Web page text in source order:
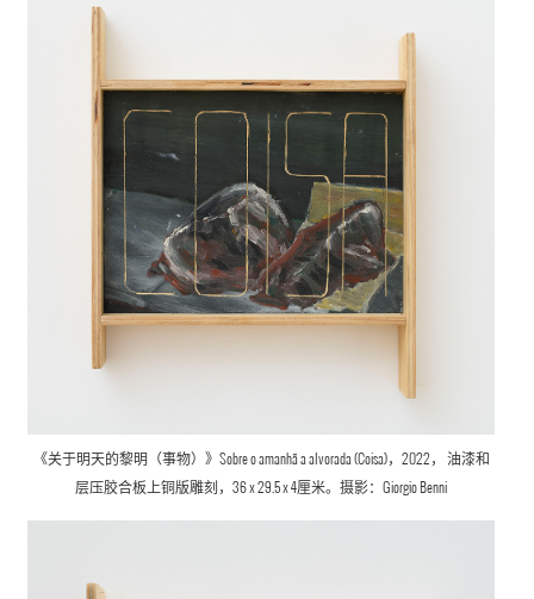
《关于明天的黎明（事物）》Sobre o amanhã a alvorada (Coisa)，2022， 油漆和
层压胶合板上铜版雕刻，36 x 29.5 x 4厘米。摄影：Giorgio Benni